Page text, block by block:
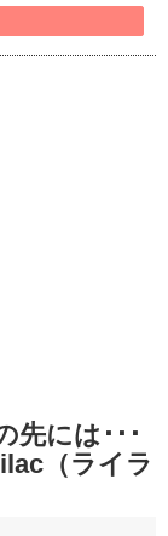
先には･･･
（ライラ